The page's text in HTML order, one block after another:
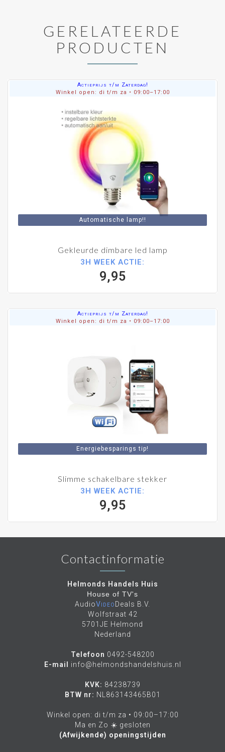
GERELATEERDE
PRODUCTEN
Automatische lamp!!
Actieprijs t/m Zaterdag!
Winkel open: di t/m za • 09:00–17:00
Gekleurde dimbare led lamp
3H WEEK ACTIE:
9,95
Energiebesparings tip!
Actieprijs t/m Zaterdag!
Winkel open: di t/m za • 09:00–17:00
Slimme schakelbare stekker
3H WEEK ACTIE:
9,95
Contactinformatie
Helmonds Handels Huis
House of TV's
AudioVideoDeals B.V.
Wolfstraat 42
5701JE Helmond
Nederland
Telefoon 0492-548200
E-mail
info@helmondshandelshuis.nl
KVK: 84238739
BTW nr: NL863143465B01
Winkel open: di t/m za • 09:00–17:00
Ma en Zo ☀️ gesloten
(Afwijkende) openingstijden